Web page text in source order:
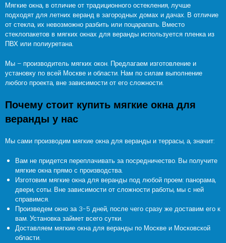
Мягкие окна, в отличие от традиционного остекления, лучше
подходят для летних веранд в загородных домах и дачах. В отличие
от стекла, их невозможно разбить или поцарапать. Вместо
стеклопакетов в мягких окнах для веранды используется пленка из
ПВХ или полиуретана.
Мы – производитель мягких окон. Предлагаем изготовление и
установку по всей Москве и области. Нам по силам выполнение
любого проекта, вне зависимости от его сложности.
Почему стоит купить мягкие окна для
веранды у нас
Мы сами производим мягкие окна для веранды и террасы, а, значит:
Вам не придется переплачивать за посредничество. Вы получите
мягкие окна прямо с производства.
Изготовим мягкие окна для веранды под любой проем: панорама,
двери, соты. Вне зависимости от сложности работы, мы с ней
справимся.
Произведем окно за 3-5 дней, после чего сразу же доставим его к
вам. Установка займет всего сутки.
Доставляем мягкие окна для веранды по Москве и Московской
области.